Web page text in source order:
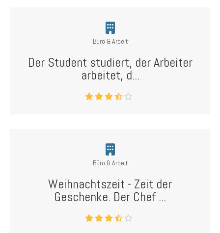
Büro & Arbeit
Der Student studiert, der Arbeiter
arbeitet, d...
Büro & Arbeit
Weihnachtszeit - Zeit der
Geschenke. Der Chef ...